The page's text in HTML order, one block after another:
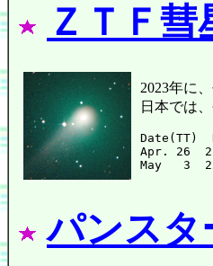
ＺＴＦ彗
2023年に
日本では
Apr. 26
パンスタ